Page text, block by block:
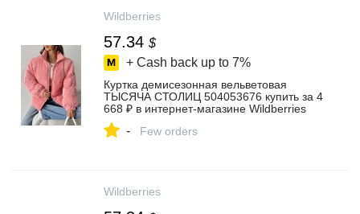
Wildberries
57.34 $
+ Cash back up to 7%
Куртка демисезонная вельветовая
ТЫСЯЧА СТОЛИЦ 504053676 купить за 4
668 ₽ в интернет‑магазине Wildberries
- Few orders
Wildberries